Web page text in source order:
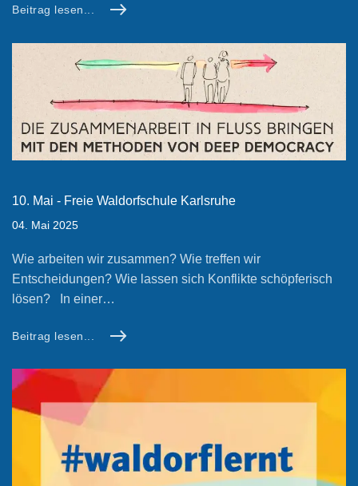
Beitrag lesen...
10. Mai - Freie Waldorfschule Karlsruhe
04. Mai 2025
Wie arbeiten wir zusammen? Wie treffen wir
Entscheidungen? Wie lassen sich Konflikte schöpferisch
lösen? In einer…
Beitrag lesen...